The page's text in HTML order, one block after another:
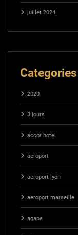
juillet 2024
Categories
2020
3 jours
accor hotel
aeroport
aeroport lyon
aeroport marseille
agapa